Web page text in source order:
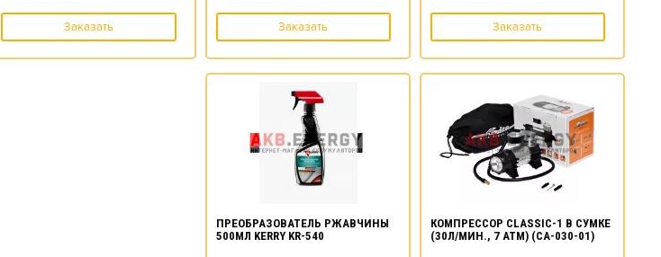
Заказать Заказать Заказать
ПРЕОБРАЗОВАТЕЛЬ РЖАВЧИНЫ
500МЛ KERRY KR-540
КОМПРЕССОР CLASSIC-1 В СУМКЕ
(30Л/МИН., 7 АТМ) (CA-030-01)